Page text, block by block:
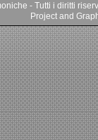
- Tutti i diritti
Project and